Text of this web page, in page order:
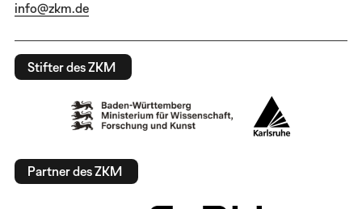
info@zkm.de
Stifter des ZKM
Partner des ZKM